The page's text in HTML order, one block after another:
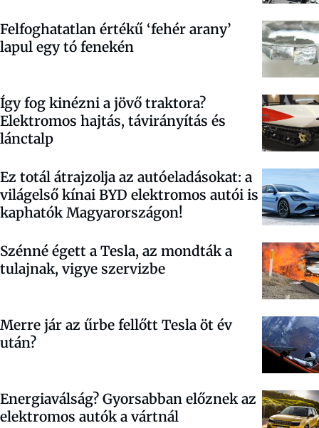
Felfoghatatlan értékű ‘fehér arany’
lapul egy tó fenekén
Így fog kinézni a jövő traktora?
Elektromos hajtás, távirányítás és
lánctalp
Ez totál átrajzolja az autóeladásokat: a
világelső kínai BYD elektromos autói is
kaphatók Magyarországon!
Szénné égett a Tesla, az mondták a
tulajnak, vigye szervizbe
Merre jár az űrbe fellőtt Tesla öt év
után?
Energiaválság? Gyorsabban előznek az
elektromos autók a vártnál